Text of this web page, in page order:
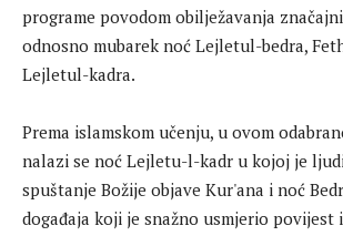
programe povodom obilježavanja
odnosno mubarek noć Lejletul-bedra,
Lejletul-kadra.
Prema islamskom učenju, u ovom
nalazi se noć Lejletu-l-kadr u kojoj je
spuštanje Božije objave Kur'ana i noć
događaja koji je snažno usmjerio povijest